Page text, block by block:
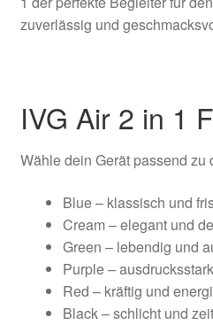
zuverlässig und
IVG Air 2 in 1
Wähle dein Gerät passend zu
Blue – klassisch und
Cream – elegant und
Green – lebendig und
Purple –
Red – kräftig und
Black – schlicht und